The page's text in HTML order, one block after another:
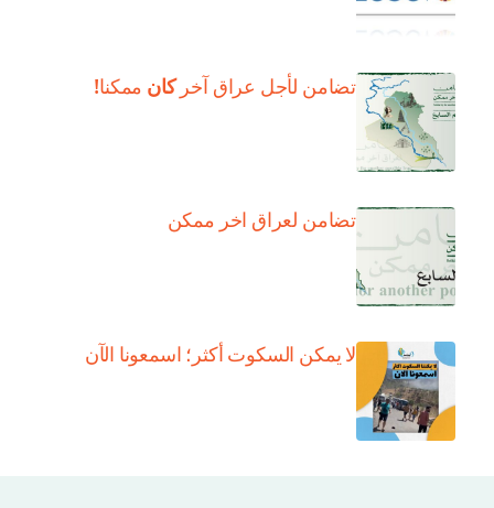
تضامن لأجل عراق آخركان ممكنا!
تضامن لعراق اخر ممكن
لا يمكن السكوت أكثر؛ اسمعونا الآن